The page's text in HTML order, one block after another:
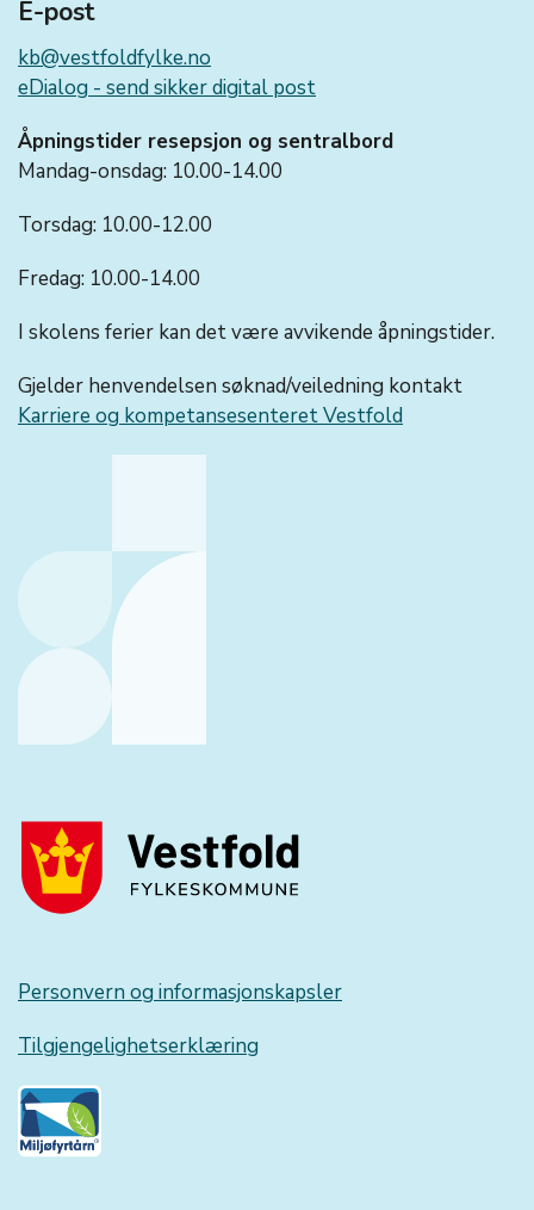
E-post
kb@vestfoldfylke.no
eDialog - send sikker digital post
Åpningstider resepsjon og sentralbord
Mandag-onsdag: 10.00-14.00
Torsdag: 10.00-12.00
Fredag: 10.00-14.00
I skolens ferier kan det være avvikende åpningstider.
Gjelder henvendelsen søknad/veiledning kontakt
Karriere og kompetansesenteret Vestfold
Personvern og informasjonskapsler
Tilgjengelighetserklæring